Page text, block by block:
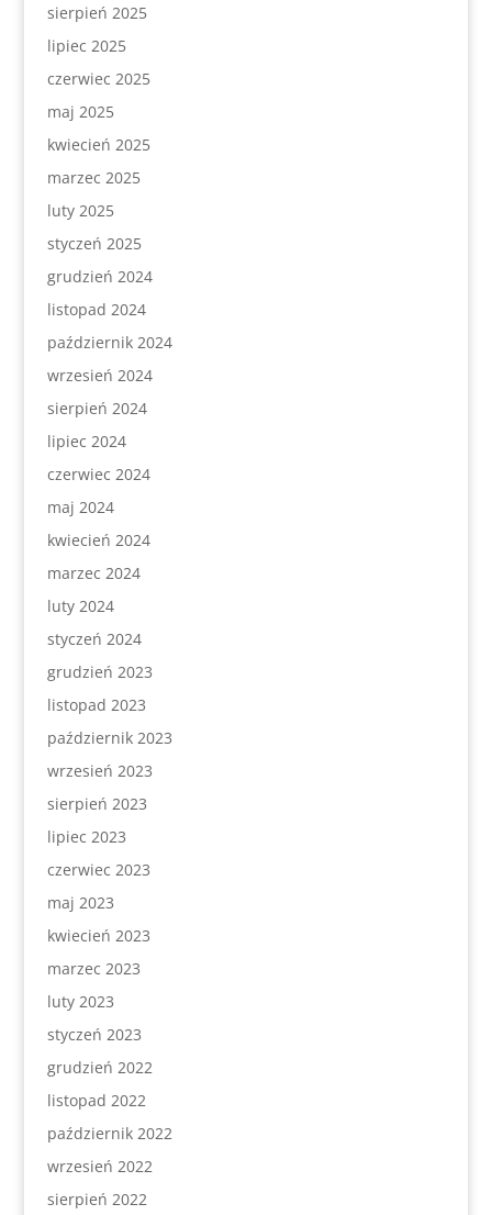
sierpień 2025
lipiec 2025
czerwiec 2025
maj 2025
kwiecień 2025
marzec 2025
luty 2025
styczeń 2025
grudzień 2024
listopad 2024
październik 2024
wrzesień 2024
sierpień 2024
lipiec 2024
czerwiec 2024
maj 2024
kwiecień 2024
marzec 2024
luty 2024
styczeń 2024
grudzień 2023
listopad 2023
październik 2023
wrzesień 2023
sierpień 2023
lipiec 2023
czerwiec 2023
maj 2023
kwiecień 2023
marzec 2023
luty 2023
styczeń 2023
grudzień 2022
listopad 2022
październik 2022
wrzesień 2022
sierpień 2022